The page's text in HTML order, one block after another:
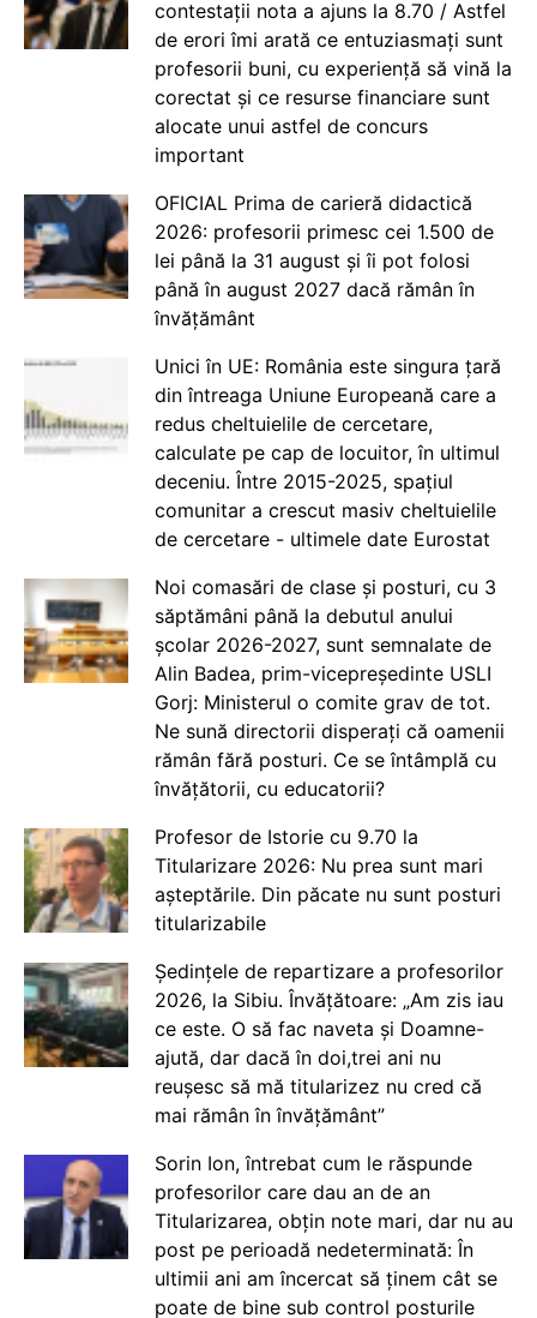
contestații nota a ajuns la 8.70 / Astfel
de erori îmi arată ce entuziasmați sunt
profesorii buni, cu experiență să vină la
corectat și ce resurse financiare sunt
alocate unui astfel de concurs
important
OFICIAL Prima de carieră didactică
2026: profesorii primesc cei 1.500 de
lei până la 31 august și îi pot folosi
până în august 2027 dacă rămân în
învățământ
Unici în UE: România este singura țară
din întreaga Uniune Europeană care a
redus cheltuielile de cercetare,
calculate pe cap de locuitor, în ultimul
deceniu. Între 2015-2025, spațiul
comunitar a crescut masiv cheltuielile
de cercetare - ultimele date Eurostat
Noi comasări de clase și posturi, cu 3
săptămâni până la debutul anului
școlar 2026-2027, sunt semnalate de
Alin Badea, prim-vicepreședinte USLI
Gorj: Ministerul o comite grav de tot.
Ne sună directorii disperați că oamenii
rămân fără posturi. Ce se întâmplă cu
învățătorii, cu educatorii?
Profesor de Istorie cu 9.70 la
Titularizare 2026: Nu prea sunt mari
așteptările. Din păcate nu sunt posturi
titularizabile
Ședințele de repartizare a profesorilor
2026, la Sibiu. Învățătoare: „Am zis iau
ce este. O să fac naveta și Doamne-
ajută, dar dacă în doi,trei ani nu
reușesc să mă titularizez nu cred că
mai rămân în învățământ”
Sorin Ion, întrebat cum le răspunde
profesorilor care dau an de an
Titularizarea, obțin note mari, dar nu au
post pe perioadă nedeterminată: În
ultimii ani am încercat să ținem cât se
poate de bine sub control posturile